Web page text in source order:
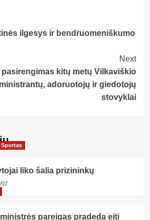
ilgesys ir bendruomeniškumo
Next
pasirengimas kitų metų Vilkaviškio
adoruotojų ir giedotojų
stovyklai
Sportas
liko šalia prizininkų
07
pareigas pradeda eiti